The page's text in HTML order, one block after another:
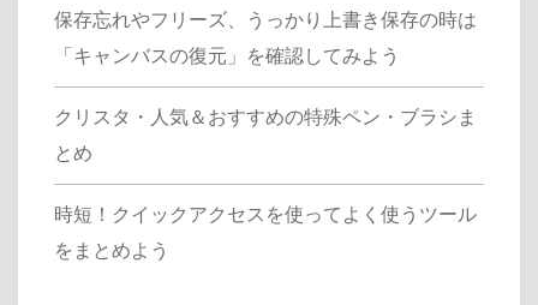
保存忘れやフリーズ、うっかり上書き保存の時は
「キャンバスの復元」を確認してみよう
クリスタ・人気＆おすすめの特殊ペン・ブラシま
とめ
時短！クイックアクセスを使ってよく使うツール
をまとめよう